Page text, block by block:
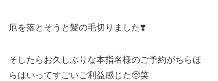
厄を落とそうと髪の毛切りました❣️
そしたらお久しぶりな本指名様のご予約がちらほ
らはいってすごいご利益感じた🥺笑